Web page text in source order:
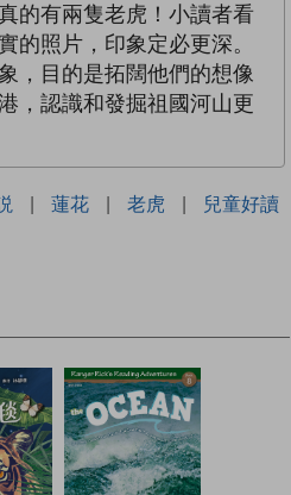
的有兩隻老虎！小讀者看
的照片，印象定必更深。
，目的是拓闊他們的想像
，認識和發掘祖國河山更
| 蓮花 | 老虎 | 兒童好讀